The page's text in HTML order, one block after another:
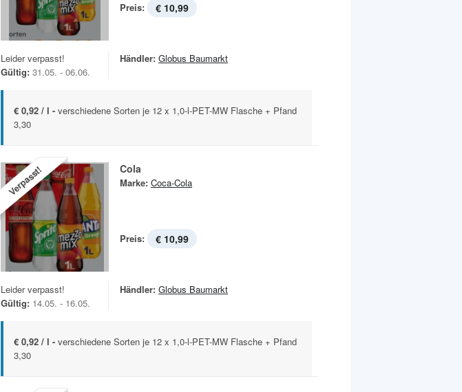
Preis: € 10,99
Leider verpasst!
Gültig: 31.05. - 06.06.
Händler: Globus Baumarkt
€ 0,92 / l - verschiedene Sorten je 12 x 1,0-l-PET-MW Flasche + Pfand
3,30
Verpasst! Cola
Marke: Coca-Cola
Preis: € 10,99
Leider verpasst!
Gültig: 14.05. - 16.05.
Händler: Globus Baumarkt
€ 0,92 / l - verschiedene Sorten je 12 x 1,0-l-PET-MW Flasche + Pfand
3,30